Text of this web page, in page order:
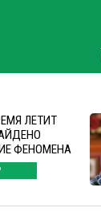
ЛЕТИТ
ФЕНОМЕНА